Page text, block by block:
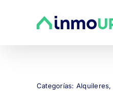
Categorías: Alquileres,